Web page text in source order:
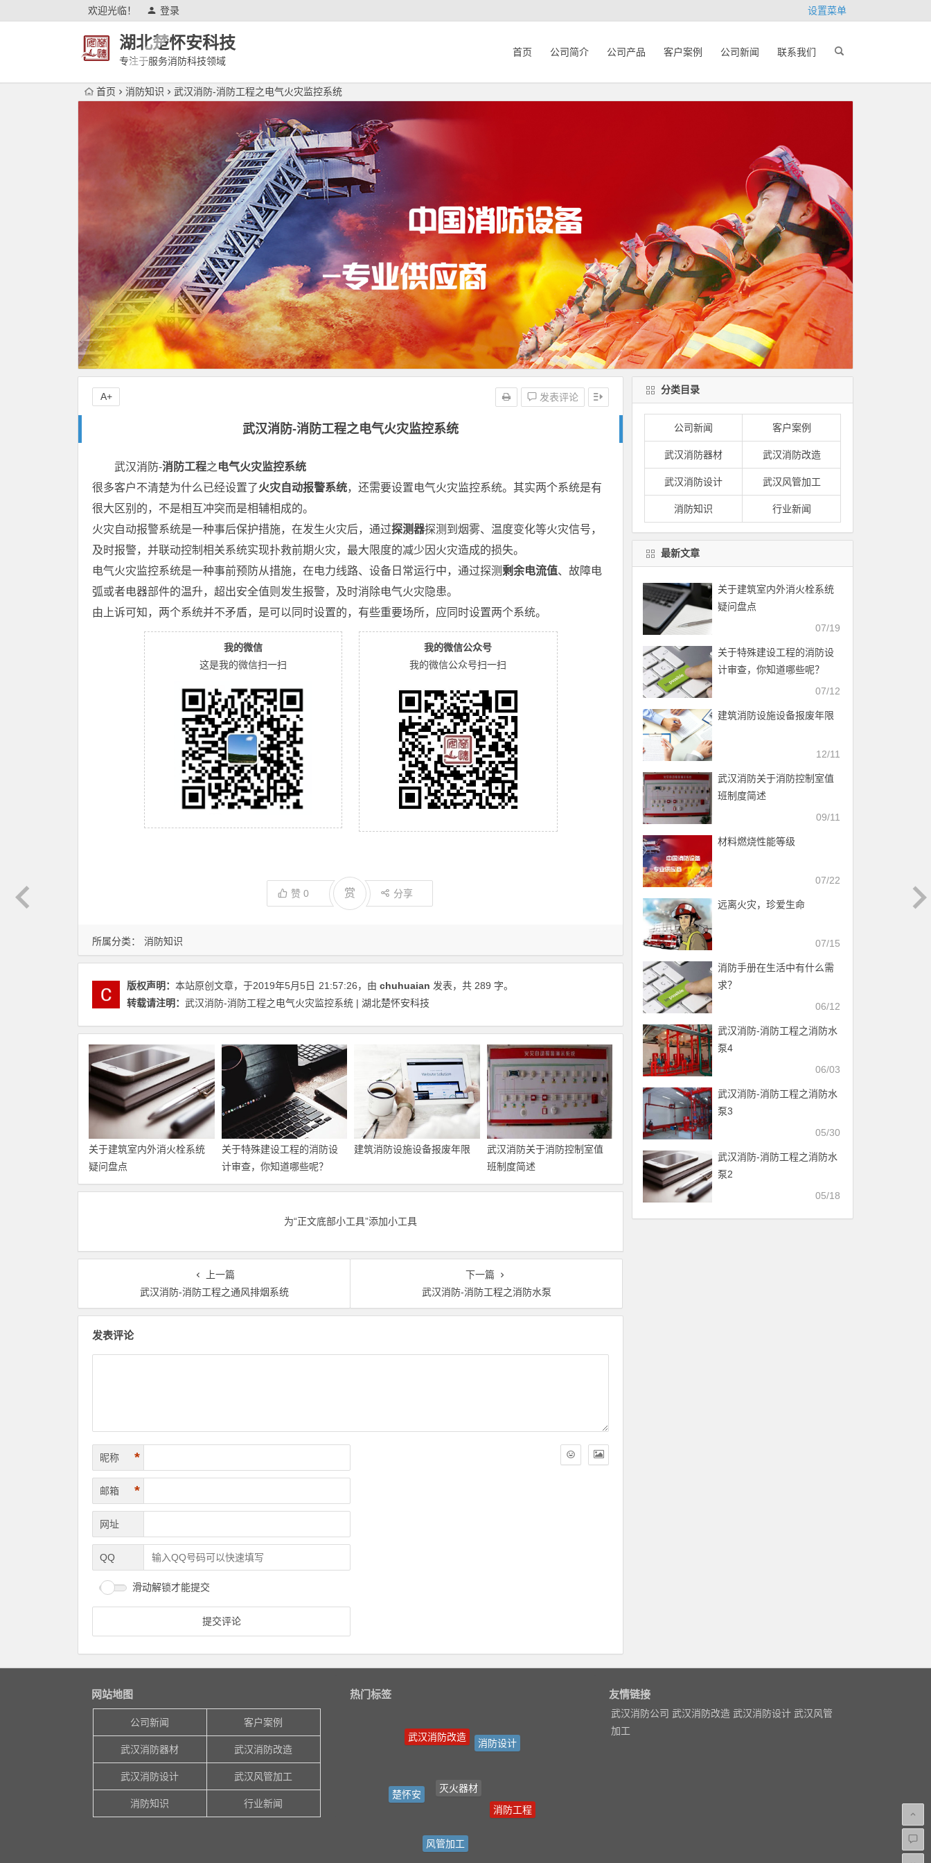
欢迎光临！ 登录 设置菜单
湖北楚怀安科技
专注于服务消防科技领域
首页 公司简介 公司产品 客户案例 公司新闻 联系我们
首页 消防知识 武汉消防-消防工程之电气火灾监控系统
武汉消防-消防工程之电气火灾监控系统
发表评论
A+
所属分类： 消防知识
武汉消防-消防工程之 电气火灾监控系统
很多客户不清楚为什么已经设置了火灾自动报警系统，还需要设置电气火灾监控系统。其实两个系统是有
很大区别的，不是相互冲突而是相辅相成的。
火灾自动报警系统是一种事后保护措施，在发生火灾后，通过探测器探测到烟雾、温度变化等火灾信号，
及时报警，并联动控制相关系统实现扑救前期火灾，最大限度的减少因火灾造成的损失。
电气火灾监控系统是一种事前预防从措施，在电力线路、设备日常运行中，通过探测 剩余电流值、故障电
弧或者电器部件的温升，超出安全值则发生报警，及时消除电气火灾隐患。
由上诉可知，两个系统并不矛盾，是可以同时设置的，有些重要场所，应同时设置两个系统。
我的微信
这是我的微信扫一扫
我的微信公众号
我的微信公众号扫一扫
赞 0 赏 分享
版权声明： 本站原创文章，于2019年5月5日 21:57:26，由 chuhuaian 发表，共 289 字。
转载请注明： 武汉消防-消防工程之电气火灾监控系统 | 湖北楚怀安科技
关于建筑室内外消火栓系统
疑问盘点
关于特殊建设工程的消防设
计审查，你知道哪些呢？
建筑消防设施设备报废年限
武汉消防关于消防控制室值
班制度简述
为“正文底部小工具”添加小工具
上一篇
武汉消防-消防工程之通风排烟系统
下一篇
武汉消防-消防工程之消防水泵
发表评论
昵称 *
邮箱 *
网址
QQ
滑动解锁才能提交
分类目录
公司新闻 客户案例
武汉消防器材 武汉消防改造
武汉消防设计 武汉风管加工
消防知识 行业新闻
最新文章
关于建筑室内外消火栓系统
疑问盘点
07/19
关于特殊建设工程的消防设
计审查，你知道哪些呢？
07/12
建筑消防设施设备报废年限
12/11
武汉消防关于消防控制室值
班制度简述
09/11
材料燃烧性能等级
07/22
远离火灾，珍爱生命
07/15
消防手册在生活中有什么需
求？
06/12
武汉消防-消防工程之消防水
泵4
06/03
武汉消防-消防工程之消防水
泵3
05/30
武汉消防-消防工程之消防水
泵2
05/18
网站地图
公司新闻 客户案例
武汉消防器材 武汉消防改造
武汉消防设计 武汉风管加工
消防知识 行业新闻
热门标签
武汉消防改造 消防设计
友情链接
武汉消防公司 武汉消防改造 武汉消防设计 武汉风管
加工